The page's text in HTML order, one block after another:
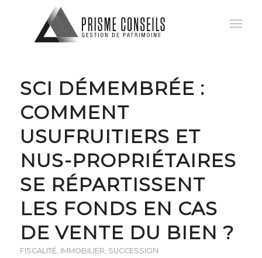
SCI DÉMEMBRÉE :
COMMENT
USUFRUITIERS ET
NUS-PROPRIÉTAIRES
SE RÉPARTISSENT
LES FONDS EN CAS
DE VENTE DU BIEN ?
FISCALITÉ, IMMOBILIER, SUCCESSION